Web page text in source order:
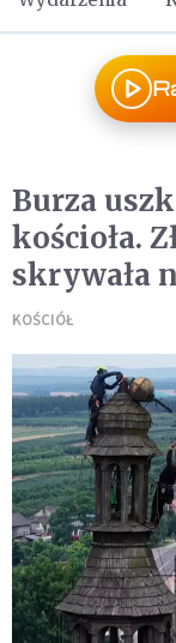
Burza
kościoła.
skrywała
KOŚCIÓŁ